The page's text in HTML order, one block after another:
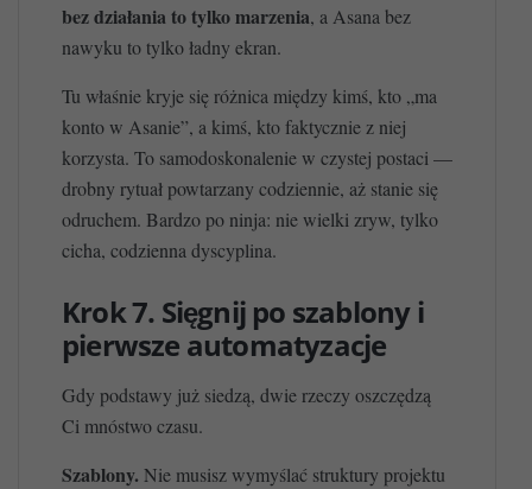
bez działania to tylko marzenia, a Asana bez
nawyku to tylko ładny ekran.
Tu właśnie kryje się różnica między kimś, kto „ma
konto w Asanie”, a kimś, kto faktycznie z niej
korzysta. To samodoskonalenie w czystej postaci —
drobny rytuał powtarzany codziennie, aż stanie się
odruchem. Bardzo po ninja: nie wielki zryw, tylko
cicha, codzienna dyscyplina.
Krok 7. Sięgnij po szablony i
pierwsze automatyzacje
Gdy podstawy już siedzą, dwie rzeczy oszczędzą
Ci mnóstwo czasu.
Szablony. Nie musisz wymyślać struktury projektu